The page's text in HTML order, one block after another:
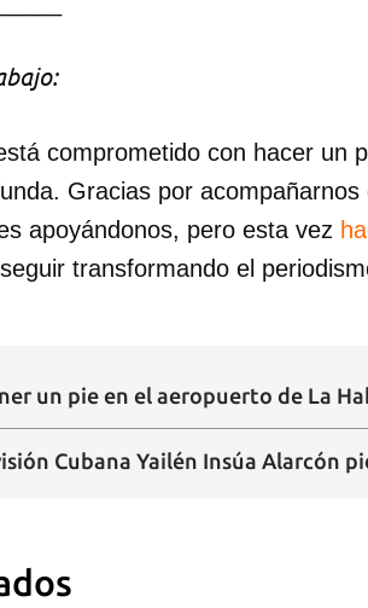
comprometido con hacer un
Gracias por
apoyándonos, pero esta vez
transformando el
un pie en el aeropuerto de La
Cubana Yailén Insúa Alarcón